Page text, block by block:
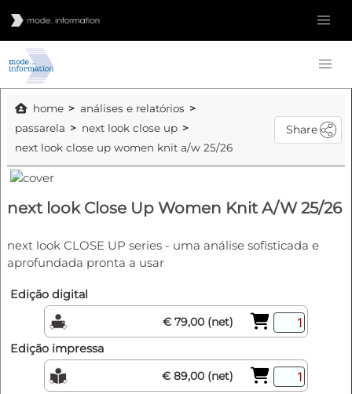
home
análises e relatórios
passarela
next look close up
next look close up women knit a/w 25/26
Share
next look Close Up Women Knit A/W 25/26
next look CLOSE UP series - uma análise sofisticada e
aprofundada pronta a usar
Edição digital
€ 79,00 (net)
Edição impressa
€ 89,00 (net)